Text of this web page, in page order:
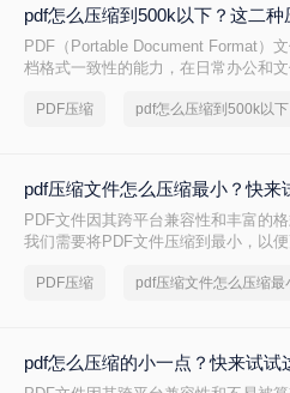
pdf怎么压缩到500k以下？这二种
PDF（Portable Document Format）
档格式一致性的能力，在日常办公和
本文将介绍两种将PDF文件压缩到
PDF压缩 pdf怎么压缩到500k以下
pdf压缩文件怎么压缩最小？快来
PDF文件因其跨平台兼容性和丰富的
我们需要将PDF文件压缩到最小，以
PDF压缩 pdf压缩文件怎么压缩最
pdf怎么压缩的小一点？快来试试